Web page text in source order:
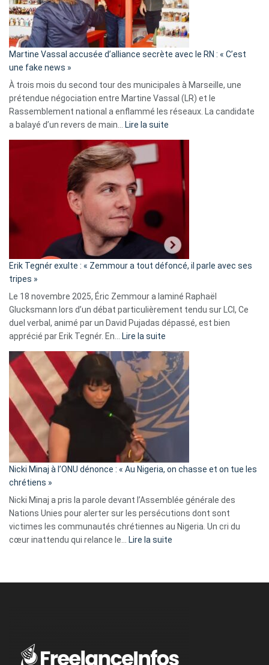
Algérie
Martine Vassal accusée d’alliance secrète avec le RN : « C’est
une fake news »
À trois mois du second tour des municipales à Marseille, une
prétendue négociation entre Martine Vassal (LR) et le
Rassemblement national a enflammé les réseaux. La candidate
a balayé d’un revers de main… Lire la suite
Martine
Vassal
d’alliance
secrète
«
C’est
fake
news
»
Erik Tegnér exulte : « Zemmour a tout défoncé, il parle avec ses
tripes »
Le 18 novembre 2025, Éric Zemmour a laminé Raphaël
Glucksmann lors d’un débat particulièrement tendu sur LCI, Ce
duel verbal, animé par un David Pujadas dépassé, est bien
apprécié par Erik Tegnér. En… Lire la suite
Erik
Tegnér
exulte
:
« Zemmour
a
tout
parle
ses
tripes »
Nicki Minaj à l’ONU dénonce : « Au Nigeria, on chasse et on tue les
chrétiens »
Nicki Minaj a pris la parole devant l’Assemblée générale des
Nations Unies pour alerter sur les persécutions dont sont
victimes les communautés chrétiennes au Nigeria. Un cri du
cœur inattendu qui relance le… Lire la suite
Nigeria,